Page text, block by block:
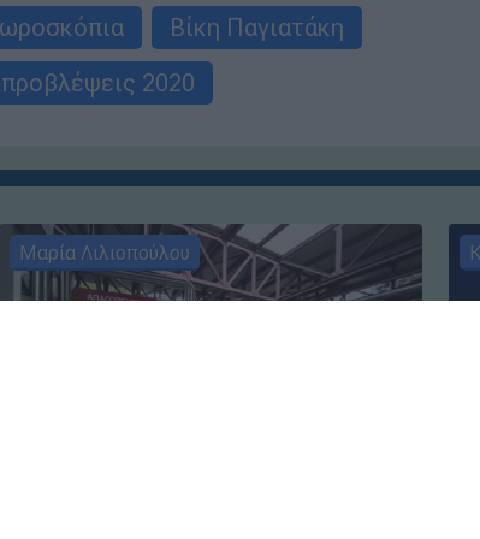
ωροσκόπια
Βίκη Παγιατάκη
2020
Μαρία Λιλιοπούλου